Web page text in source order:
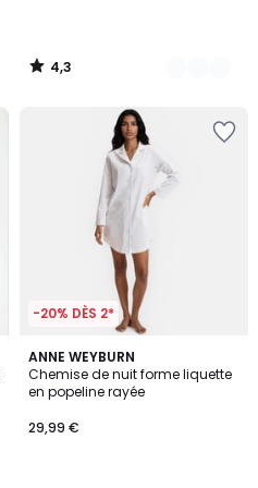
4,3
/
-20% DÈS 2*
ANNE WEYBURN
Chemise de nuit forme liquette
en popeline rayée
29,99 €
4,8
/ 5